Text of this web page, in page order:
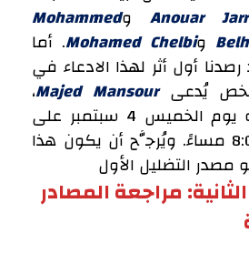
AnouarوMohammed
وMohamed Chelbi. أما
رصدنا أول أثر لهذا الادعاء في
يُدعىMajed Mansour،
حيث نشره يوم الخميس 4 سبتمبر على
الساعة 8:01 مساءً. ويُرجَّح أن يكون هذا
التضليل الأول
مراجعة المصادر